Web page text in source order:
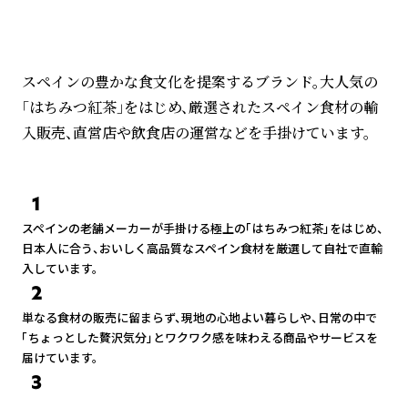
スペインの豊かな食文化を提案するブランド。大人気の
「はちみつ紅茶」をはじめ、厳選されたスペイン食材の輸
入販売、直営店や飲食店の運営などを手掛けています。
1
スペインの老舗メーカーが手掛ける極上の「はちみつ紅茶」をはじめ、
日本人に合う、おいしく高品質なスペイン食材を厳選して自社で直輸
入しています。
2
単なる食材の販売に留まらず、現地の心地よい暮らしや、日常の中で
「ちょっとした贅沢気分」とワクワク感を味わえる商品やサービスを
届けています。
3